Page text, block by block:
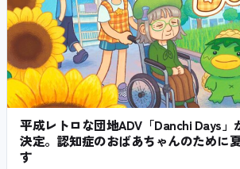
平成レトロな団地ADV「Danchi Days」
決定。認知症のおばあちゃんのために
す